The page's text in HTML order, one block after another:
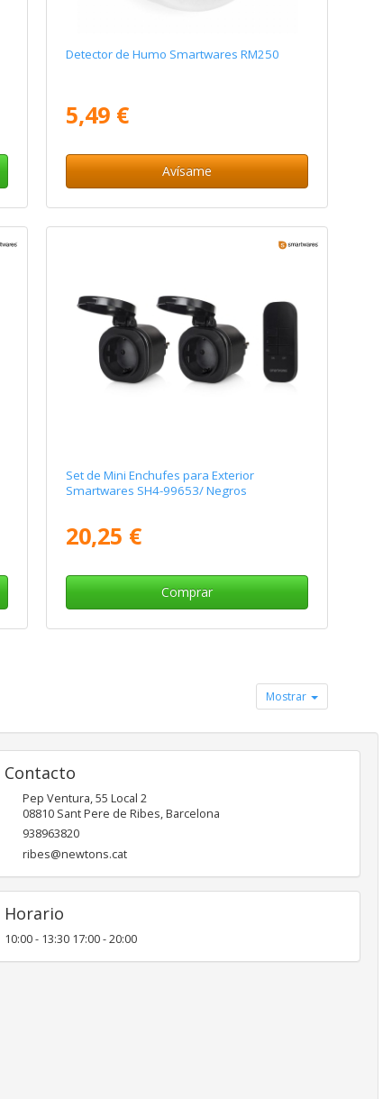
Detector de Humo Smartwares RM250
5,49 €
Avísame
Set de Mini Enchufes para Exterior
Smartwares SH4-99653/ Negros
20,25 €
Comprar
Mostrar
Contacto
Pep Ventura, 55 Local 2
08810 Sant Pere de Ribes,Barcelona
938963820
ribes@newtons.cat
Horario
10:00 - 13:30 17:00 - 20:00